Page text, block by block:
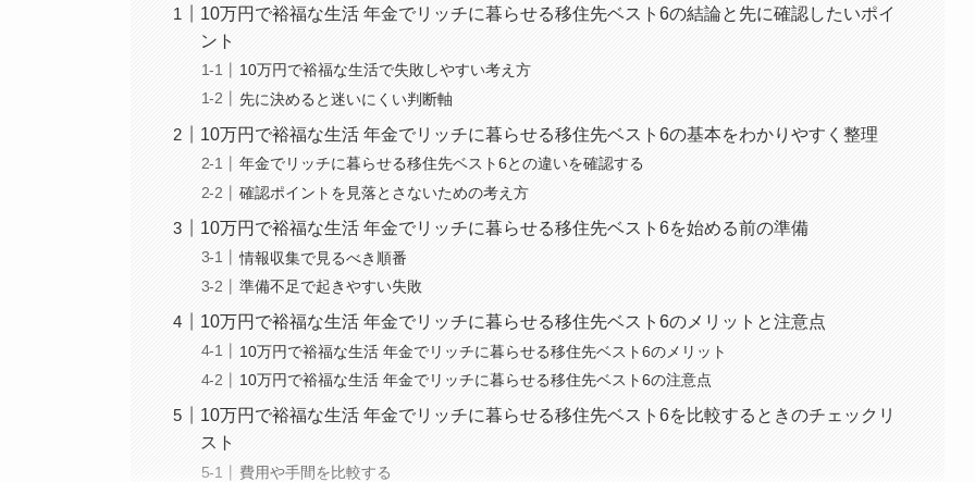
10万円で裕福な生活 年金でリッチに暮らせる移住先ベスト6の結論と先に確認したいポイ
ント
10万円で裕福な生活で失敗しやすい考え方
先に決めると迷いにくい判断軸
10万円で裕福な生活 年金でリッチに暮らせる移住先ベスト6の基本をわかりやすく整理
年金でリッチに暮らせる移住先ベスト6との違いを確認する
確認ポイントを見落とさないための考え方
10万円で裕福な生活 年金でリッチに暮らせる移住先ベスト6を始める前の準備
情報収集で見るべき順番
準備不足で起きやすい失敗
10万円で裕福な生活 年金でリッチに暮らせる移住先ベスト6のメリットと注意点
10万円で裕福な生活 年金でリッチに暮らせる移住先ベスト6のメリット
10万円で裕福な生活 年金でリッチに暮らせる移住先ベスト6の注意点
10万円で裕福な生活 年金でリッチに暮らせる移住先ベスト6を比較するときのチェックリ
スト
費用や手間を比較する